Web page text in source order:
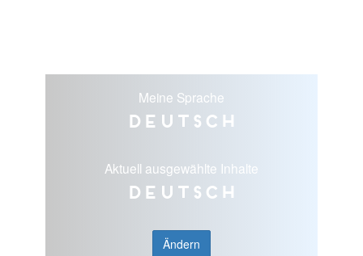
Meine Sprache
Deutsch
Aktuell ausgewählte Inhalte
Deutsch
Ändern